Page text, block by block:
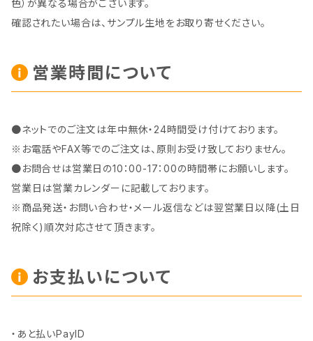
色）が異なる場合がございます。
確認されたい場合は、サンプル生地をお取り寄せください。
営業時間について
●ネットでのご注文は年中無休・24時間受け付けております。
※お電話やFAX等でのご注文は、原則お受け致しておりません。
●お問合せは営業日の10：00-17：00の時間帯にお願いします。
営業日は営業カレンダーに記載しております。
※商品発送・お問い合わせ・メール返信などは翌営業日以降(土日
祝除く)順次対応させて頂きます。
お支払いについて
・あと払いPayID